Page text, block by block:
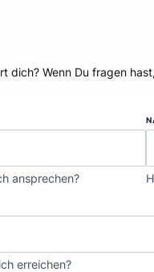
dich? Wenn Du fragen
ansprechen?
erreichen?